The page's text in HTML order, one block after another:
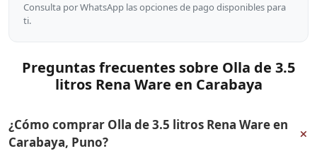
Consulta por WhatsApp las opciones de pago disponibles para
ti.
Preguntas frecuentes sobre Olla de 3.5
litros Rena Ware en Carabaya
¿Cómo comprar Olla de 3.5 litros Rena Ware en
Carabaya, Puno?
+